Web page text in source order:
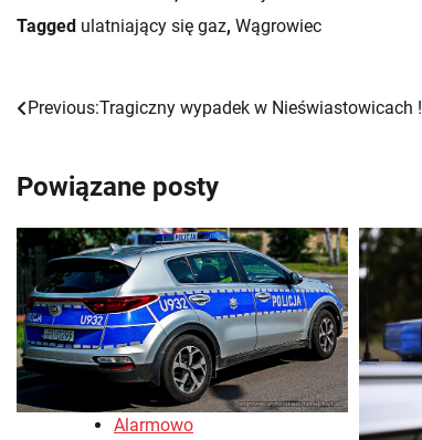
Tagged ulatniający się gaz, Wągrowiec
Nawigacja
Previous:Tragiczny wypadek w Nieświastowicach !
Powiązane posty
Alarmowo